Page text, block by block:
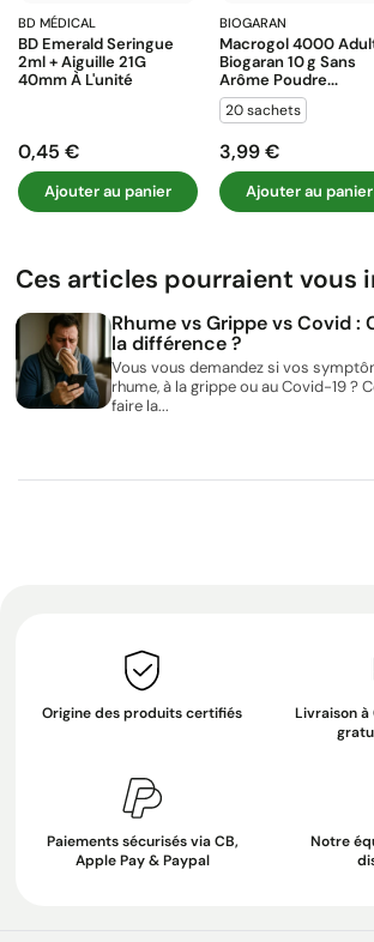
BD MÉDICAL
BD Emerald Seringue
2ml + Aiguille 21G
40mm À L'unité
Prix
0,45 €
Ajouter au panier
BIOGARAN
Macrogol 4000
Biogaran 10 G Sans
Arôme Poudre...
20 sachets
Prix
3,99 €
Ajouter au panier
Ces articles pourraient vous
Rhume vs Grippe vs Covid :
la différence ?
Vous vous demandez si vos
rhume, à la grippe ou au Covid-19 ?
faire la...
Origine des produits certifiés
Livraison
Paiements sécurisés via CB,
Apple Pay & Paypal
Notre